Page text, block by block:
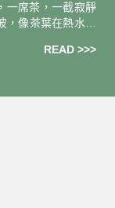
席茶，一截寂靜
像茶葉在熱水中
READ >>>